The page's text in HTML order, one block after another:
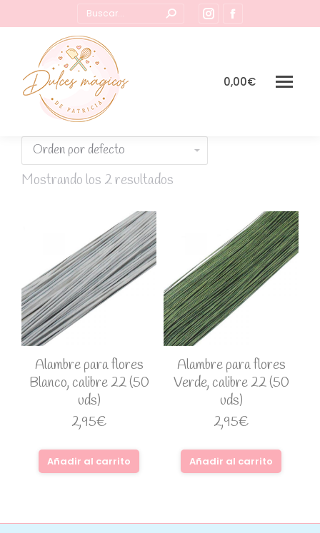
Buscar:
Instagram
page
new
page
in
0,00€
Mostrando los 2 resultados
Alambre para flores
Blanco, calibre 22 (50
uds)
2,95€
Añadir al carrito
Alambre para flores
Verde, calibre 22 (50
uds)
2,95€
Añadir al carrito